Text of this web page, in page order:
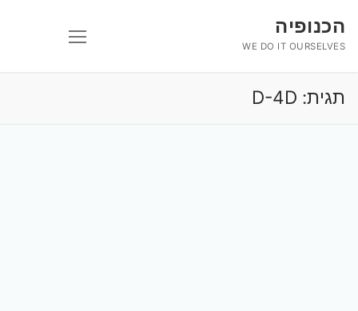
לתוכןהכנופיה
WE DO IT OURSELVES
תגית: D-4D